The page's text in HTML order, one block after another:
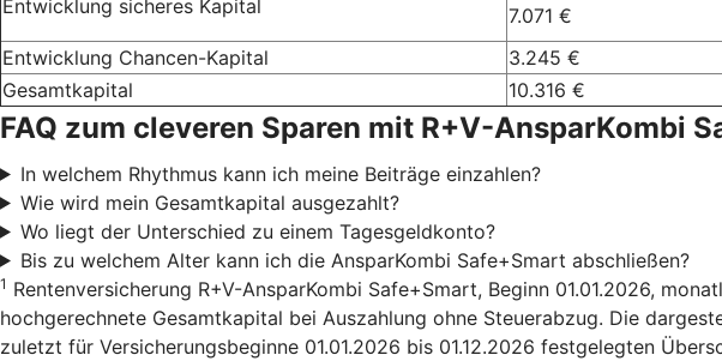
Entwicklung sicheres Kapital
7.071 €
Entwicklung Chancen-Kapital
3.245 €
Gesamtkapital
10.316 €
FAQ zum cleveren Sparen mit R+V-AnsparKombi
In welchem Rhythmus kann ich meine Beiträge einzahlen?
Wie wird mein Gesamtkapital ausgezahlt?
Wo liegt der Unterschied zu einem Tagesgeldkonto?
Bis zu welchem Alter kann ich die AnsparKombi Safe+Smart abschließen?
1 Rentenversicherung R+V-AnsparKombi Safe+Smart, Beginn 01.01.2026,
hochgerechnete Gesamtkapital bei Auszahlung ohne Steuerabzug. Die
zuletzt für Versicherungsbeginne 01.01.2026 bis 01.12.2026 festgelegten